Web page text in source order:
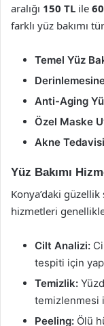
aralığı 150 TL ile
farklı yüz bakımı
Temel Yüz
Anti-Aging
Özel Maske
Akne Tedavisi
Yüz Bakımı
Konya’daki güzellik
hizmetleri
Cilt Analizi:
tespiti için
Temizlik:
temizlenmesi
Peeling: Ölü